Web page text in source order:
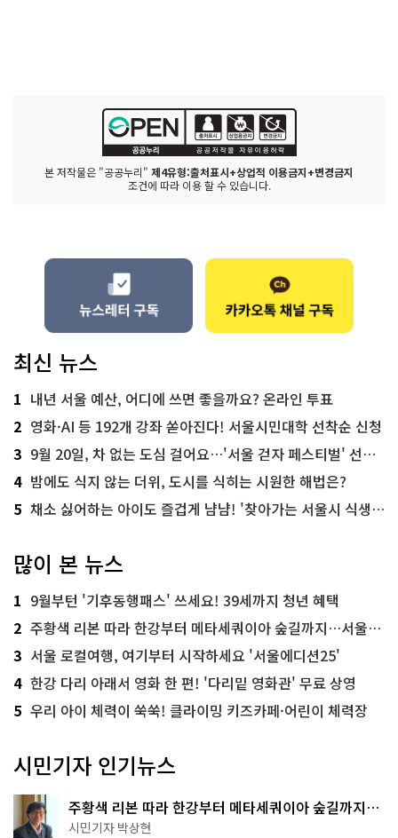
본 저작물은 "공공누리" 제4유형:출처표시+상업적 이용금지+변경금지
조건에 따라 이용 할 수 있습니다.
최신 뉴스
1 내년 서울 예산, 어디에 쓰면 좋을까요? 온라인 투표
2 영화·AI 등 192개 강좌 쏟아진다! 서울시민대학 선착순 신청
3 9월 20일, 차 없는 도심 걸어요…'서울 걷자 페스티벌' 선착순 5천명
4 밤에도 식지 않는 더위, 도시를 식히는 시원한 해법은?
5 채소 싫어하는 아이도 즐겁게 냠냠! '찾아가는 서울시 식생활 교육' 현장
많이 본 뉴스
1 9월부턴 '기후동행패스' 쓰세요! 39세까지 청년 혜택
2 주황색 리본 따라 한강부터 메타세쿼이아 숲길까지…서울둘레길 15코스
3 서울 로컬여행, 여기부터 시작하세요 '서울에디션25'
4 한강 다리 아래서 영화 한 편! '다리밑 영화관' 무료 상영
5 우리 아이 체력이 쑥쑥! 클라이밍 키즈카페·어린이 체력장
시민기자 인기뉴스
주황색 리본 따라 한강부터 메타세쿼이아 숲길까지…
서울둘레길 15코스
시민기자 박상현